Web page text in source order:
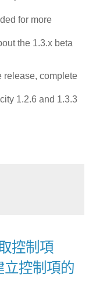
for more
the 1.3.x beta
complete
1.2.6 and 1.3.3
控制項
控制項的